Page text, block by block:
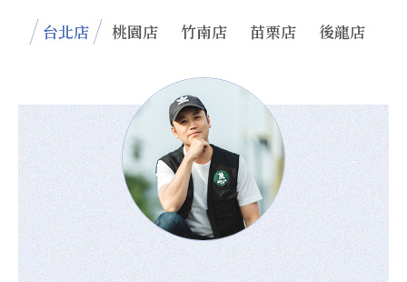
台北店 桃園店 竹南店 苗栗店 後龍店